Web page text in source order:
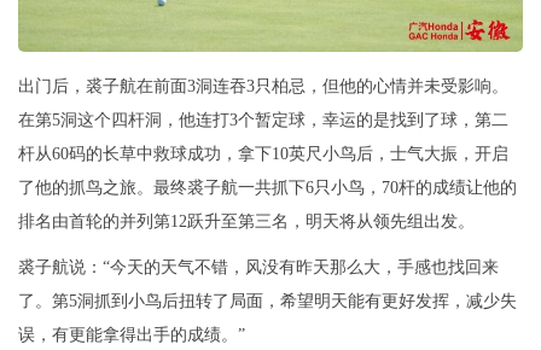
出门后，裘子航在前面3洞连吞3只柏忌，但他的心情并未受影响。
在第5洞这个四杆洞，他连打3个暂定球，幸运的是找到了球，第二
杆从60码的长草中救球成功，拿下10英尺小鸟后，士气大振，开启
了他的抓鸟之旅。最终裘子航一共抓下6只小鸟，70杆的成绩让他的
排名由首轮的并列第12跃升至第三名，明天将从领先组出发。
裘子航说：“今天的天气不错，风没有昨天那么大，手感也找回来
了。第5洞抓到小鸟后扭转了局面，希望明天能有更好发挥，减少失
误，有更能拿得出手的成绩。”